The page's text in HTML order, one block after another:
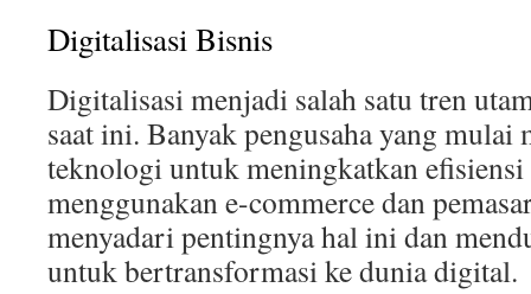
Digitalisasi Bisnis
Digitalisasi menjadi salah satu tren
saat ini. Banyak pengusaha yang mulai
teknologi untuk meningkatkan
menggunakan e-commerce dan
menyadari pentingnya hal ini dan
untuk bertransformasi ke dunia digital.